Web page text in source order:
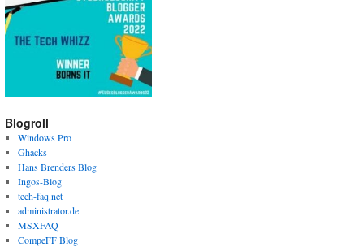
Blogroll
Windows Pro
Ghacks
Hans Brenders Blog
Ingos-Blog
tech-faq.net
administrator.de
MSXFAQ
CompeFF Blog